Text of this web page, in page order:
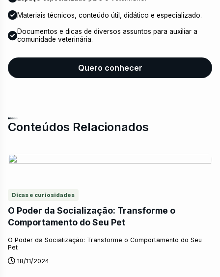
Materiais técnicos, conteúdo útil, didático e especializado.
Documentos e dicas de diversos assuntos para auxiliar a
comunidade veterinária.
Quero conhecer
Conteúdos Relacionados
Dicas e curiosidades
O Poder da Socialização: Transforme o
Comportamento do Seu Pet
O Poder da Socialização: Transforme o Comportamento do Seu
Pet
18/11/2024